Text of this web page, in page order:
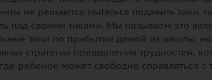
не решаются пытаться подавить тики,
своими тиками. Мы называем это
тики по прибытии домой из школы,
стратегия преодоления трудностей,
ребенок может свободно справляться с